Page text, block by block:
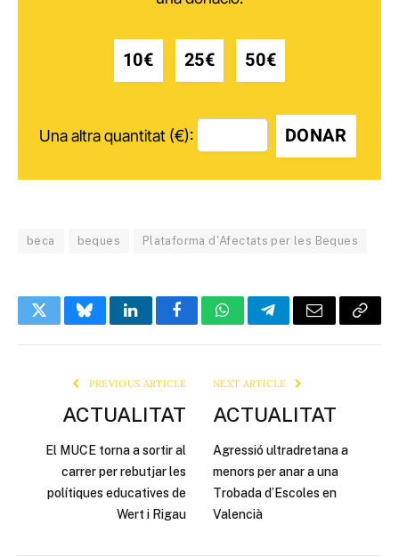
10€ 25€ 50€
Una altra quantitat (€): DONAR
beca beques Plataforma d'Afectats per les Beques
TwitterBlueskyLinkedInFacebookWhatsAppTelegramEmail Copy
PREVIOUS ARTICLE
ACTUALITAT
El MUCE torna a sortir al
carrer per rebutjar les
polítiques educatives de
Wert i Rigau
NEXT ARTICLE
ACTUALITAT
Agressió ultradretana a
menors per anar a una
Trobada d’Escoles en
Valencià